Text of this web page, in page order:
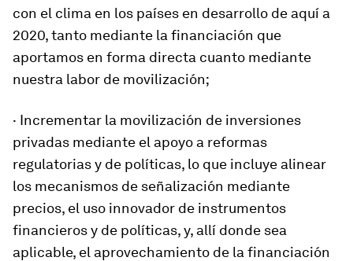
con el clima en los países en desarrollo de aquí a
2020, tanto mediante la financiación que
aportamos en forma directa cuanto mediante
nuestra labor de movilización;
· Incrementar la movilización de inversiones
privadas mediante el apoyo a reformas
regulatorias y de políticas, lo que incluye alinear
los mecanismos de señalización mediante
precios, el uso innovador de instrumentos
financieros y de políticas, y, allí donde sea
aplicable, el aprovechamiento de la financiación